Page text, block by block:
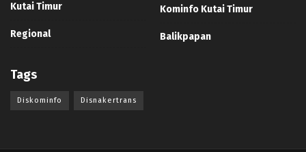
Kutai Timur
Regional
Kominfo Kutai Timur
Balikpapan
Tags
Diskominfo Disnakertrans